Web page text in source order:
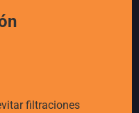
filtraciones